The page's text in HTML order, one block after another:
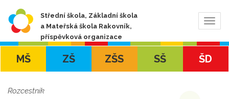
Střední škola, Základní škola
a Mateřská škola Rakovník,
příspěvková organizace
MŠ ZŠ ZŠS SŠ ŠD
Rozcestník